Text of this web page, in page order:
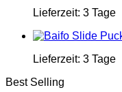
Lieferzeit: 3 Tage
Lieferzeit: 3 Tage
Best Selling